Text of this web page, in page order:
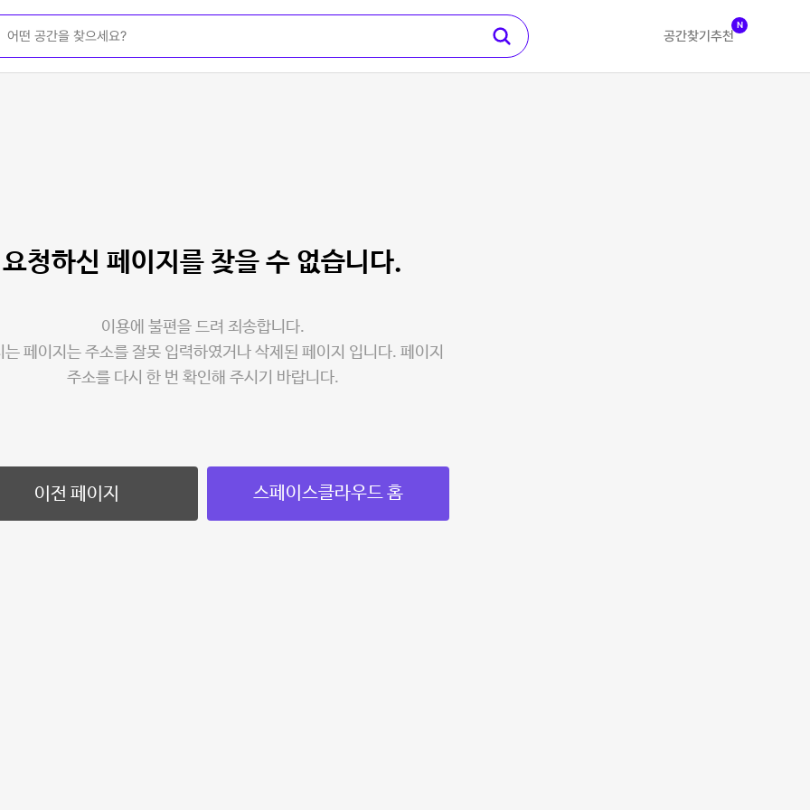
공간찾기 추천
N
요청하신 페이지를 찾을 수 없습니다.
이용에 불편을 드려 죄송합니다.
는 페이지는 주소를 잘못 입력하였거나 삭제된 페이지 입니다. 페이지
주소를 다시 한 번 확인해 주시기 바랍니다.
이전 페이지 스페이스클라우드 홈